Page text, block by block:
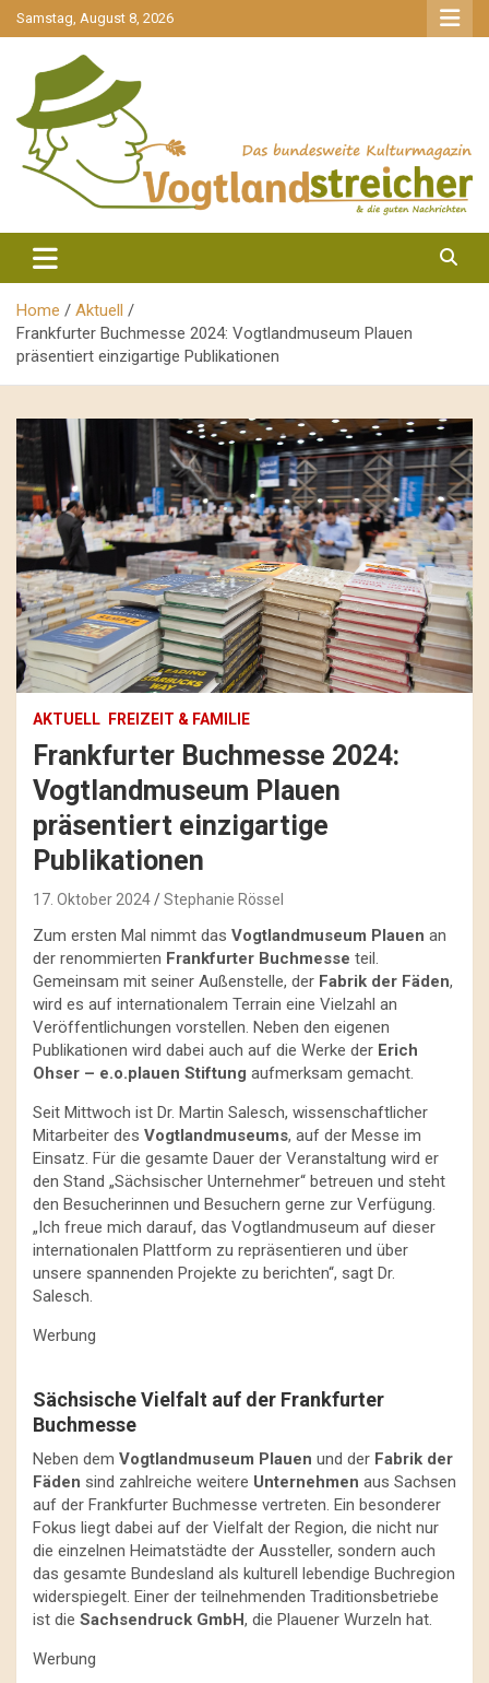
gehe
zum
Samstag, August 8, 2026
Vogtlandstreicher
Home
Aktuell
Frankfurter Buchmesse 2024: Vogtlandmuseum Plauen
präsentiert einzigartige Publikationen
AKTUELL FREIZEIT & FAMILIE
Frankfurter Buchmesse 2024:
Vogtlandmuseum Plauen
präsentiert einzigartige
Publikationen
17. Oktober 2024 Stephanie Rössel
Zum ersten Mal nimmt das Vogtlandmuseum Plauen an
der renommierten Frankfurter Buchmesse teil.
Gemeinsam mit seiner Außenstelle, der Fabrik der Fäden,
wird es auf internationalem Terrain eine Vielzahl an
Veröffentlichungen vorstellen. Neben den eigenen
Publikationen wird dabei auch auf die Werke der Erich
Ohser – e.o.plauen Stiftung aufmerksam gemacht.
Seit Mittwoch ist Dr. Martin Salesch, wissenschaftlicher
Mitarbeiter des Vogtlandmuseums, auf der Messe im
Einsatz. Für die gesamte Dauer der Veranstaltung wird er
den Stand „Sächsischer Unternehmer“ betreuen und steht
den Besucherinnen und Besuchern gerne zur Verfügung.
„Ich freue mich darauf, das Vogtlandmuseum auf dieser
internationalen Plattform zu repräsentieren und über
unsere spannenden Projekte zu berichten“, sagt Dr.
Salesch.
Werbung
Sächsische Vielfalt auf der Frankfurter
Buchmesse
Neben dem Vogtlandmuseum Plauen und der Fabrik der
Fäden sind zahlreiche weitere Unternehmen aus Sachsen
auf der Frankfurter Buchmesse vertreten. Ein besonderer
Fokus liegt dabei auf der Vielfalt der Region, die nicht nur
die einzelnen Heimatstädte der Aussteller, sondern auch
das gesamte Bundesland als kulturell lebendige Buchregion
widerspiegelt. Einer der teilnehmenden Traditionsbetriebe
ist die Sachsendruck GmbH, die Plauener Wurzeln hat.
Werbung